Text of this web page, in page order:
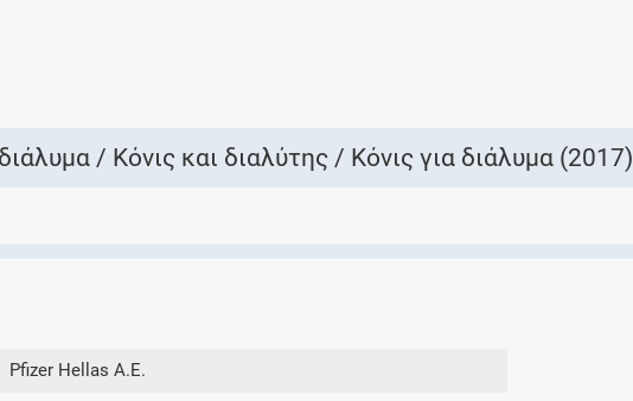
/ Κόνις και διαλύτης / Κόνις για διάλυμα (2017)
Pfizer Hellas Α.Ε.